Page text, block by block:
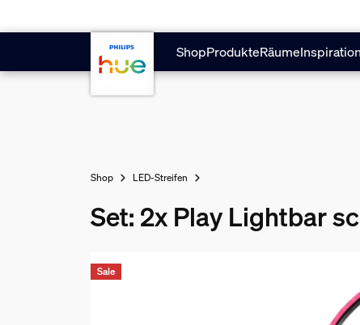
ShopProdukteRäumeInspiration
Shop LED-Streifen
Set: 2x Play Lightbar
Sale